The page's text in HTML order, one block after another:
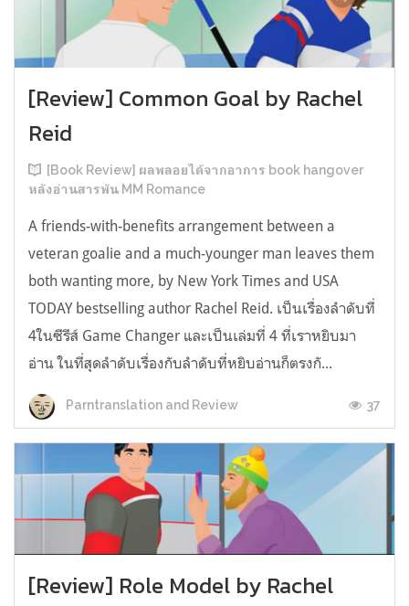
[Review] Common Goal by Rachel
Reid
[Book Review] ผลพลอยได้จากอาการ book hangover
หลังอ่านสารพัน MM Romance
A friends-with-benefits arrangement between a
veteran goalie and a much-younger man leaves them
both wanting more, by New York Times and USA
TODAY bestselling author Rachel Reid. เป็นเรื่องลำดับที่
4ในซีรีส์ Game Changer และเป็นเล่มที่ 4 ที่เราหยิบมา
อ่าน ในที่สุดลำดับเรื่องกับลำดับที่หยิบอ่านก็ตรงกั...
Parntranslation and Review 37
[Review] Role Model by Rachel